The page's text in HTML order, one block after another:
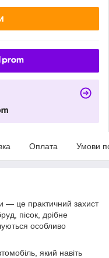
Оплата Умови
— це практичний захист
пісок, дрібне
особливо
який навіть